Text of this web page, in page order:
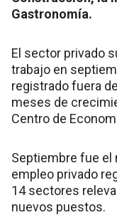
Gastronomía.
El sector privado
trabajo en
registrado fuera
meses de
Centro de
Septiembre fue el
empleo privado
14 sectores
nuevos puestos.